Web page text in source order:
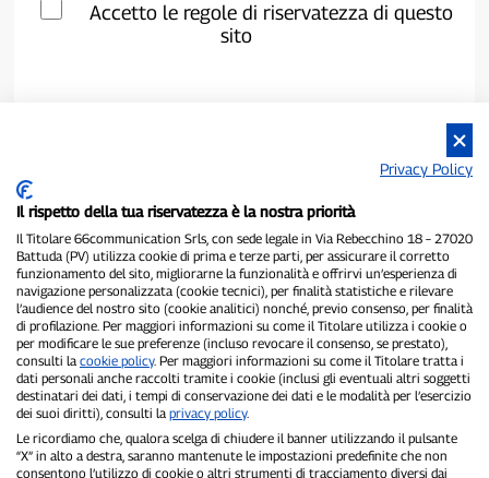
Accetto le regole di riservatezza di questo
sito
P300.it è una Testata Giornalistica indipendente
Registrazione numero 1/2021 del 1/2/2021 - Tribunale di Pavia
Proprietario ed editore:66communication Srls- P.IVA
02798890188
Direttore Responsabile:Alessandro Secchi- Vicedirettore:Federico
Benedusi
Privacy Policy-Cookie Policy
Privacy Policy
Il rispetto della tua riservatezza è la nostra priorità
Il Titolare 66communication Srls, con sede legale in Via Rebecchino 18 – 27020
Battuda (PV) utilizza cookie di prima e terze parti, per assicurare il corretto
funzionamento del sito, migliorarne la funzionalità e offrirvi un’esperienza di
navigazione personalizzata (cookie tecnici), per finalità statistiche e rilevare
l’audience del nostro sito (cookie analitici) nonché, previo consenso, per finalità
di profilazione. Per maggiori informazioni su come il Titolare utilizza i cookie o
per modificare le sue preferenze (incluso revocare il consenso, se prestato),
consulti la cookie policy. Per maggiori informazioni su come il Titolare tratta i
dati personali anche raccolti tramite i cookie (inclusi gli eventuali altri soggetti
destinatari dei dati, i tempi di conservazione dei dati e le modalità per l’esercizio
dei suoi diritti), consulti la privacy policy.
Le ricordiamo che, qualora scelga di chiudere il banner utilizzando il pulsante
“X” in alto a destra, saranno mantenute le impostazioni predefinite che non
consentono l’utilizzo di cookie o altri strumenti di tracciamento diversi dai